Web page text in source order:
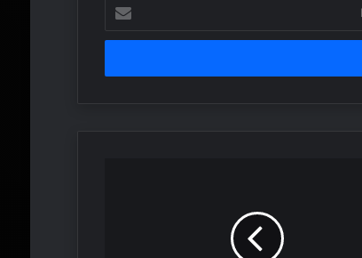
posta
adresinizi